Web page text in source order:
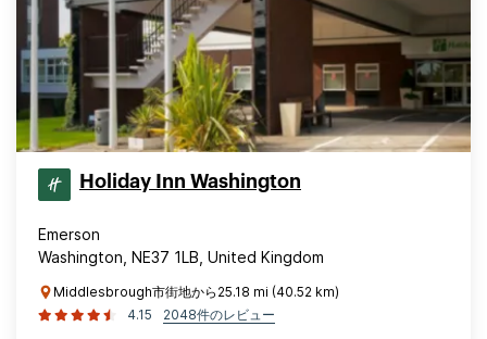
Holiday Inn Washington
Emerson
Washington, NE37 1LB, United Kingdom
Middlesbrough市街地から25.18 mi (40.52 km)
4.15
2048件のレビュー